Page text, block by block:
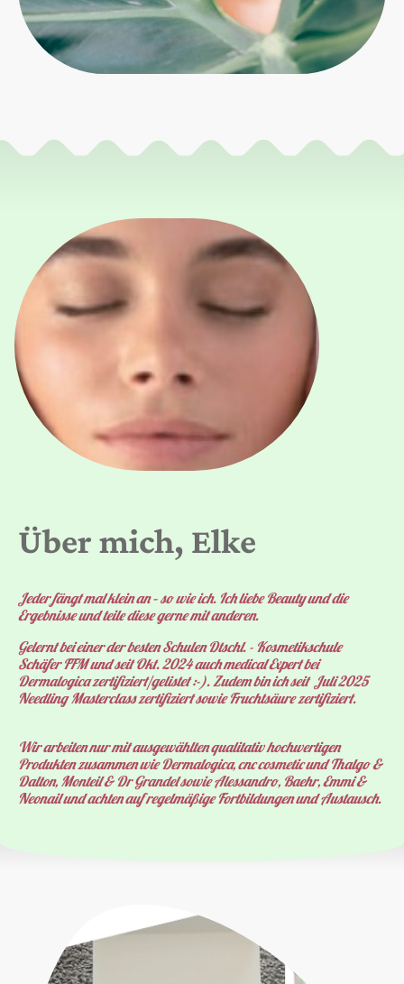
Über mich, Elke
Jeder fängt mal klein an – so wie ich. Ich liebe Beauty und die
Ergebnisse und teile diese gerne mit anderen.
Gelernt bei einer der besten Schulen Dtschl. - Kosmetikschule
Schäfer FFM und seit Okt. 2024 auch medical Expert bei
Dermalogica zertifiziert/gelistet :-). Zudem bin ich seit Juli 2025
Needling Masterclass zertifiziert sowie Fruchtsäure zertifiziert.
Wir arbeiten nur mit ausgewählten qualitativ hochwertigen
Produkten zusammen wie Dermalogica, cnc cosmetic und Thalgo &
Dalton, Monteil & Dr Grandel sowie Alessandro, Baehr, Emmi &
Neonail und achten auf regelmäßige Fortbildungen und Austausch.